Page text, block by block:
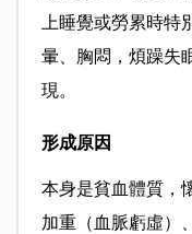
上睡覺或勞累時
暈、胸悶，煩躁失
現。
形成原因
本身是貧血體質，
加重（血脈虧虛）